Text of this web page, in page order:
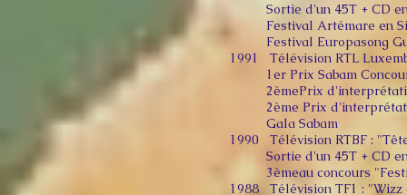
Sortie d'un 45T + CD en
Festival Artémare en
Festival Europasong
1991 Télévision RTL
1er Prix Sabam
2èmePrix
2ème Prix
Gala Sabam
1990 Télévision RTBF :
Sortie d'un 45T + CD en
3èmeau concours
1988 Télévision TF1 : "Wizz